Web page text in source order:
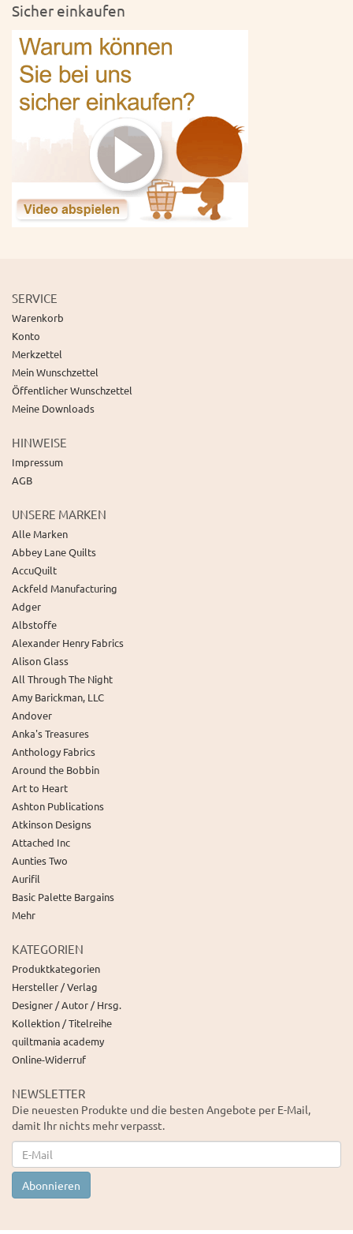
Sicher einkaufen
SERVICE
Warenkorb
Konto
Merkzettel
Mein Wunschzettel
Öffentlicher Wunschzettel
Meine Downloads
HINWEISE
Impressum
AGB
UNSERE MARKEN
Alle Marken
Abbey Lane Quilts
AccuQuilt
Ackfeld Manufacturing
Adger
Albstoffe
Alexander Henry Fabrics
Alison Glass
All Through The Night
Amy Barickman, LLC
Andover
Anka's Treasures
Anthology Fabrics
Around the Bobbin
Art to Heart
Ashton Publications
Atkinson Designs
Attached Inc
Aunties Two
Aurifil
Basic Palette Bargains
Mehr
KATEGORIEN
Produktkategorien
Hersteller / Verlag
Designer / Autor / Hrsg.
Kollektion / Titelreihe
quiltmania academy
Online-Widerruf
NEWSLETTER
Die neuesten Produkte und die besten Angebote per E-Mail,
damit Ihr nichts mehr verpasst.
Newsletter
Abonnieren